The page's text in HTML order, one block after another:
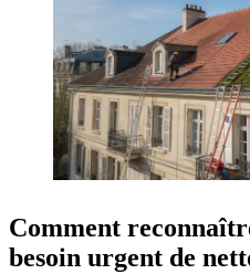
Comment
besoin urgent de